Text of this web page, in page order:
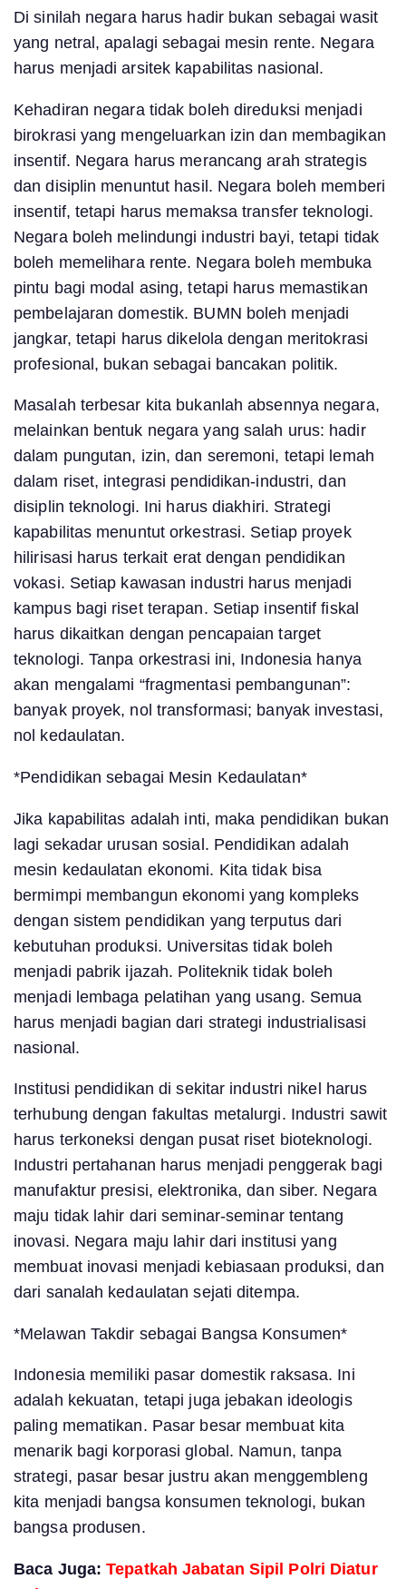
Di sinilah negara harus hadir bukan sebagai wasit
yang netral, apalagi sebagai mesin rente. Negara
harus menjadi arsitek kapabilitas nasional.
Kehadiran negara tidak boleh direduksi menjadi
birokrasi yang mengeluarkan izin dan membagikan
insentif. Negara harus merancang arah strategis
dan disiplin menuntut hasil. Negara boleh memberi
insentif, tetapi harus memaksa transfer teknologi.
Negara boleh melindungi industri bayi, tetapi tidak
boleh memelihara rente. Negara boleh membuka
pintu bagi modal asing, tetapi harus memastikan
pembelajaran domestik. BUMN boleh menjadi
jangkar, tetapi harus dikelola dengan meritokrasi
profesional, bukan sebagai bancakan politik.
Masalah terbesar kita bukanlah absennya negara,
melainkan bentuk negara yang salah urus: hadir
dalam pungutan, izin, dan seremoni, tetapi lemah
dalam riset, integrasi pendidikan-industri, dan
disiplin teknologi. Ini harus diakhiri. Strategi
kapabilitas menuntut orkestrasi. Setiap proyek
hilirisasi harus terkait erat dengan pendidikan
vokasi. Setiap kawasan industri harus menjadi
kampus bagi riset terapan. Setiap insentif fiskal
harus dikaitkan dengan pencapaian target
teknologi. Tanpa orkestrasi ini, Indonesia hanya
akan mengalami “fragmentasi pembangunan”:
banyak proyek, nol transformasi; banyak investasi,
nol kedaulatan.
*Pendidikan sebagai Mesin Kedaulatan*
Jika kapabilitas adalah inti, maka pendidikan bukan
lagi sekadar urusan sosial. Pendidikan adalah
mesin kedaulatan ekonomi. Kita tidak bisa
bermimpi membangun ekonomi yang kompleks
dengan sistem pendidikan yang terputus dari
kebutuhan produksi. Universitas tidak boleh
menjadi pabrik ijazah. Politeknik tidak boleh
menjadi lembaga pelatihan yang usang. Semua
harus menjadi bagian dari strategi industrialisasi
nasional.
Institusi pendidikan di sekitar industri nikel harus
terhubung dengan fakultas metalurgi. Industri sawit
harus terkoneksi dengan pusat riset bioteknologi.
Industri pertahanan harus menjadi penggerak bagi
manufaktur presisi, elektronika, dan siber. Negara
maju tidak lahir dari seminar-seminar tentang
inovasi. Negara maju lahir dari institusi yang
membuat inovasi menjadi kebiasaan produksi, dan
dari sanalah kedaulatan sejati ditempa.
*Melawan Takdir sebagai Bangsa Konsumen*
Indonesia memiliki pasar domestik raksasa. Ini
adalah kekuatan, tetapi juga jebakan ideologis
paling mematikan. Pasar besar membuat kita
menarik bagi korporasi global. Namun, tanpa
strategi, pasar besar justru akan menggembleng
kita menjadi bangsa konsumen teknologi, bukan
bangsa produsen.
Baca Juga:Tepatkah Jabatan Sipil Polri Diatur